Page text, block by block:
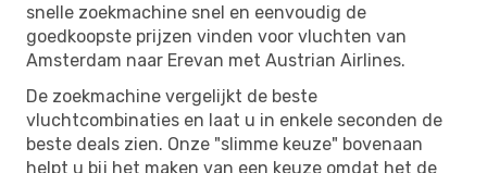
snelle zoekmachine snel en eenvoudig de
goedkoopste prijzen vinden voor vluchten van
Amsterdam naar Erevan met Austrian Airlines.
De zoekmachine vergelijkt de beste
vluchtcombinaties en laat u in enkele seconden de
beste deals zien. Onze "slimme keuze" bovenaan
helpt u bij het maken van een keuze omdat het de